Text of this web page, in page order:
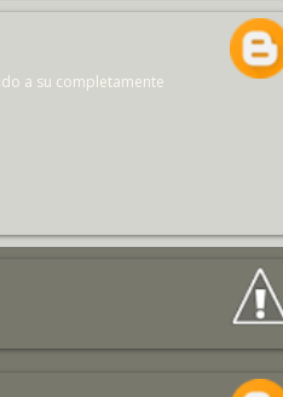
a su completamente